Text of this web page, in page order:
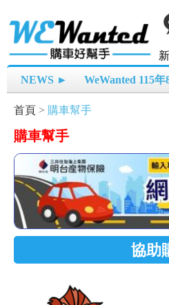
NEWS ► WeWanted 115
首頁 > 購車幫手
購車幫手
協助